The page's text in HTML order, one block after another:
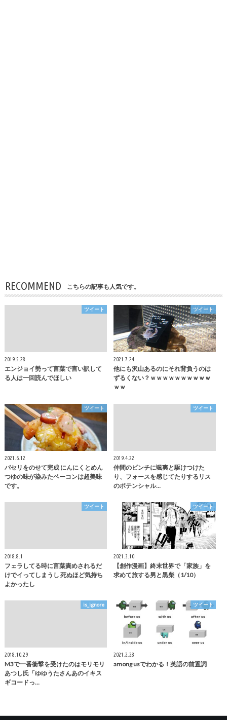
RECOMMEND こちらの記事も人気です。
ツイート
2019.5.28
エンジョイ勢って言葉で言い訳して
る人は一回読んでほしい
ツイート
2021.7.24
他にも沢山あるのにそれ背負うのは
ずるくない？ｗｗｗｗｗｗｗｗｗｗ
ｗｗ
ツイート
2021.6.12
パセリをのせて完成 にんにくとめん
つゆの味が染みたベーコンは超美味
です。
ツイート
2019.4.22
仲間のピンチに颯爽と駆けつけた
り、フォースを感じてたりするリス
のポテンシャル…
ツイート
2018.8.1
フェラしてる時に言葉責めされるだ
けでイってしまうし 死ぬほど気持ち
よかったし
ツイート
2021.3.10
【創作漫画】終末世界で「家族」を
求めて旅する男と黒柴（1/10）
is_ignore
2018.10.29
M3で一番衝撃を受けたのはモリモリ
あつし氏「ゆゆうたさんあのイキス
ギコードっ…
ツイート
2021.2.28
among usでわかる！英語の前置詞